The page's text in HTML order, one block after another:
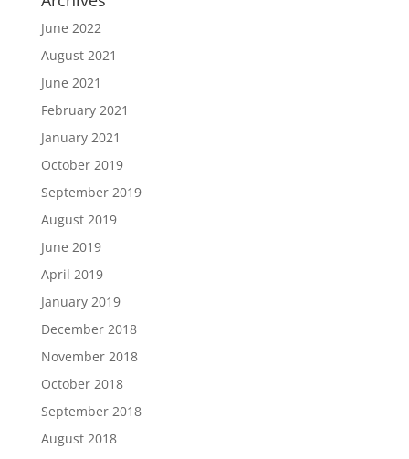
June 2022
August 2021
June 2021
February 2021
January 2021
October 2019
September 2019
August 2019
June 2019
April 2019
January 2019
December 2018
November 2018
October 2018
September 2018
August 2018